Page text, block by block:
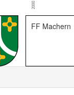
2000
FF Machern